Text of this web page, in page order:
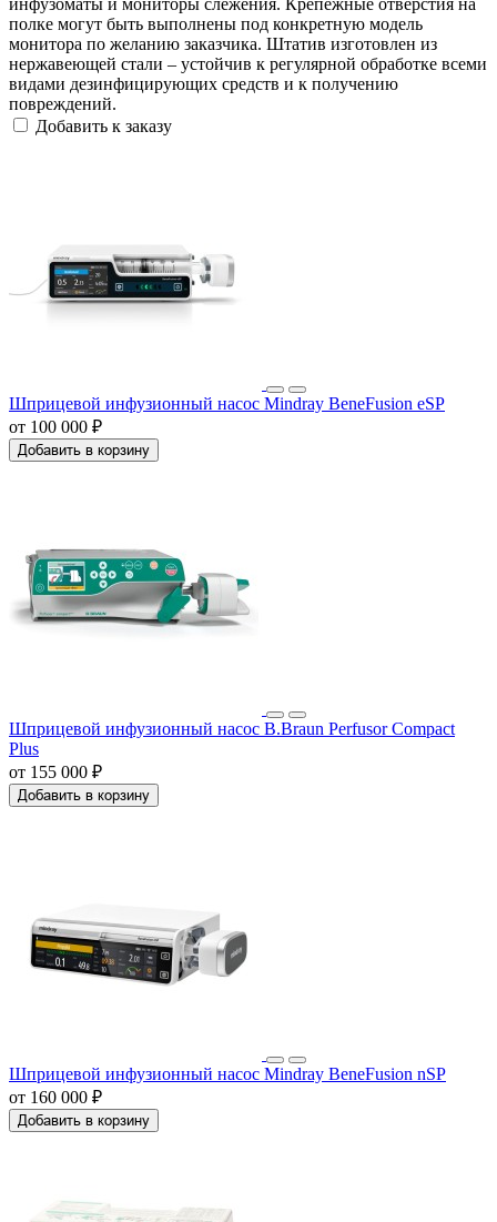
инфузоматы и мониторы слежения. Крепежные отверстия на
полке могут быть выполнены под конкретную модель
монитора по желанию заказчика. Штатив изготовлен из
нержавеющей стали – устойчив к регулярной обработке всеми
видами дезинфицирующих средств и к получению
повреждений.
Добавить к заказу
Шприцевой инфузионный насос Mindray BeneFusion eSP
от 100 000 ₽
Добавить в корзину
Шприцевой инфузионный насос B.Braun Perfusor Compact
Plus
от 155 000 ₽
Добавить в корзину
Шприцевой инфузионный насос Mindray BeneFusion nSP
от 160 000 ₽
Добавить в корзину